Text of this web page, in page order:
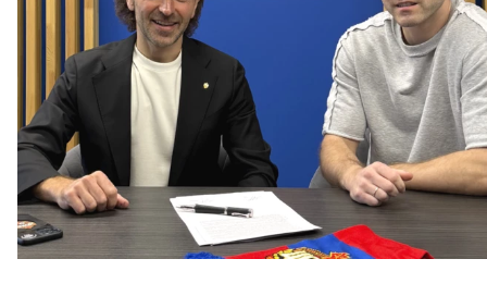
Капитан – с нами!
2 ИЮНЯ 2026 12:55